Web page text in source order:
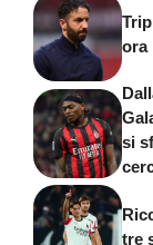
ora
si
tre